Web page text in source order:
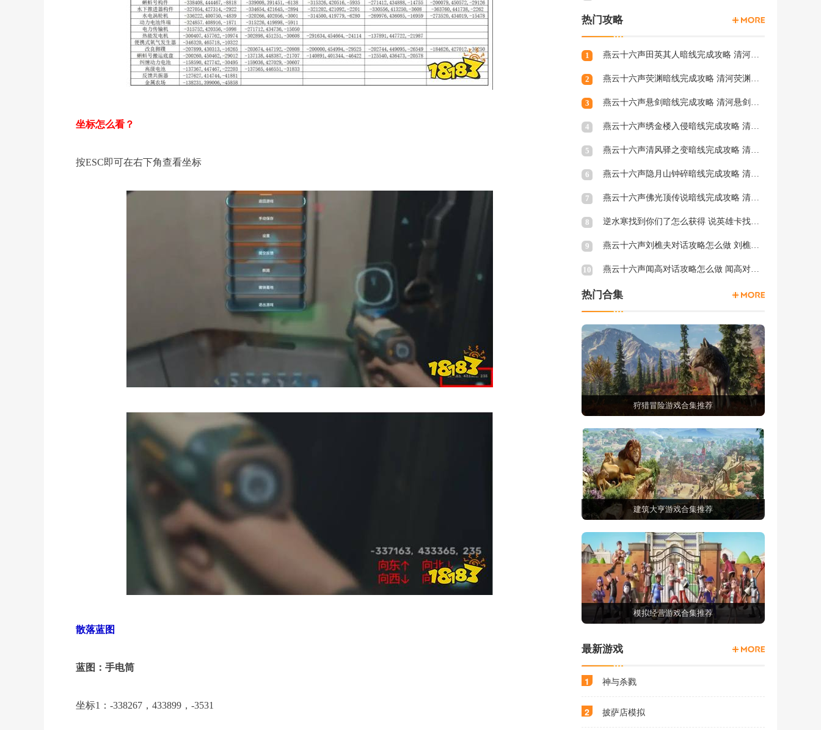
坐标怎么看？
按ESC即可在右下角查看坐标
散落蓝图
蓝图：手电筒
坐标1：-338267，433899，-3531
热门攻略
1 燕云十六声田英其人暗线完成攻略 清河田英其人暗涌怎么触发
2 燕云十六声荧渊暗线完成攻略 清河荧渊暗涌怎么触发
3 燕云十六声悬剑暗线完成攻略 清河悬剑暗涌怎么触发
4 燕云十六声绣金楼入侵暗线完成攻略 清河绣金楼入侵暗涌怎么触发
5 燕云十六声清风驿之变暗线完成攻略 清河清风驿之变暗涌怎么触发
6 燕云十六声隐月山钟碎暗线完成攻略 清河隐月山钟碎暗涌怎么触发
7 燕云十六声佛光顶传说暗线完成攻略 清河佛光顶传说暗涌怎么触发
8 逆水寒找到你们了怎么获得 说英雄卡找到你们了获得方法
9 燕云十六声刘樵夫对话攻略怎么做 刘樵夫对话结交攻略一览
10 燕云十六声闻高对话攻略怎么做 闻高对话结交攻略一览
热门合集
狩猎冒险游戏合集推荐
建筑大亨游戏合集推荐
模拟经营游戏合集推荐
最新游戏
1 神与杀戮
2 披萨店模拟